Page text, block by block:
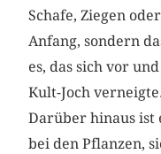
Schafe, Ziegen
Anfang, sondern
es, das sich vor
Kult-Joch
Darüber hinaus ist
bei den Pflanzen,